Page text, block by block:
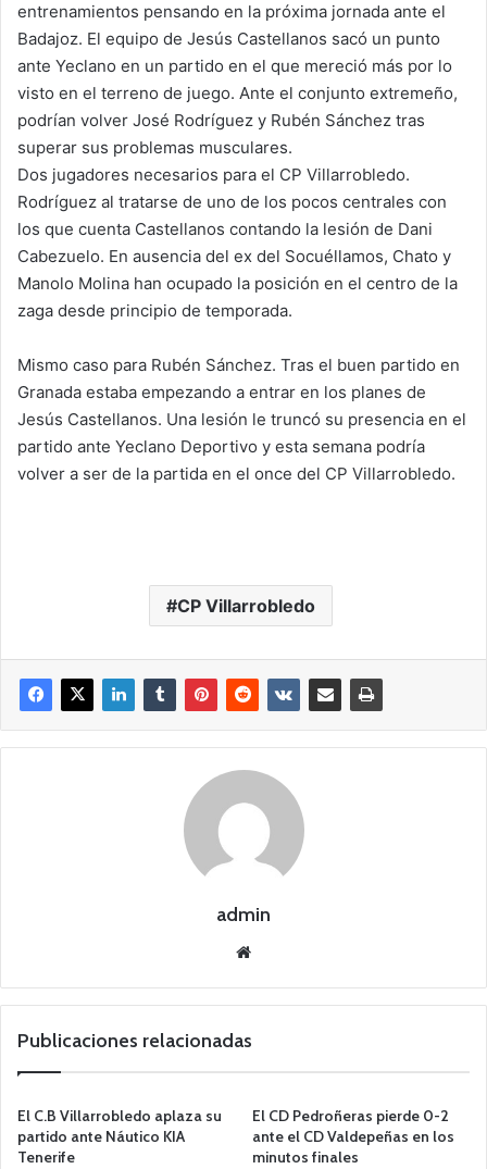
entrenamientos pensando en la próxima jornada ante el
Badajoz. El equipo de Jesús Castellanos sacó un punto
ante Yeclano en un partido en el que mereció más por lo
visto en el terreno de juego. Ante el conjunto extremeño,
podrían volver José Rodríguez y Rubén Sánchez tras
superar sus problemas musculares.
Dos jugadores necesarios para el CP Villarrobledo.
Rodríguez al tratarse de uno de los pocos centrales con
los que cuenta Castellanos contando la lesión de Dani
Cabezuelo. En ausencia del ex del Socuéllamos, Chato y
Manolo Molina han ocupado la posición en el centro de la
zaga desde principio de temporada.
Mismo caso para Rubén Sánchez. Tras el buen partido en
Granada estaba empezando a entrar en los planes de
Jesús Castellanos. Una lesión le truncó su presencia en el
partido ante Yeclano Deportivo y esta semana podría
volver a ser de la partida en el once del CP Villarrobledo.
CP Villarrobledo
admin
we
Publicaciones relacionadas
El C.B Villarrobledo aplaza su
partido ante Náutico KIA
Tenerife
El CD Pedroñeras pierde 0-2
ante el CD Valdepeñas en los
minutos finales